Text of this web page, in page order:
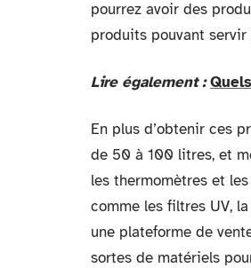
pourrez avoir des
produits pouvant
Lire également :
En plus d’obtenir ces
de 50 à 100 litres, et
les thermomètres et
comme les filtres UV,
une plateforme de
sortes de matériels